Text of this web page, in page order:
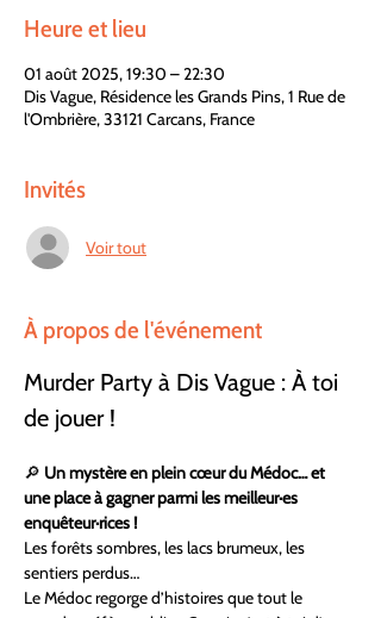
Heure et lieu
01 août 2025, 19:30 – 22:30
Dis Vague, Résidence les Grands Pins, 1 Rue de
l'Ombrière, 33121 Carcans, France
Invités
Voir tout
À propos de l'événement
Murder Party à Dis Vague : À toi
de jouer !
🔎 Un mystère en plein cœur du Médoc… et
une place à gagner parmi les meilleur·es
enquêteur·rices !
Les forêts sombres, les lacs brumeux, les
sentiers perdus…
Le Médoc regorge d’histoires que tout le